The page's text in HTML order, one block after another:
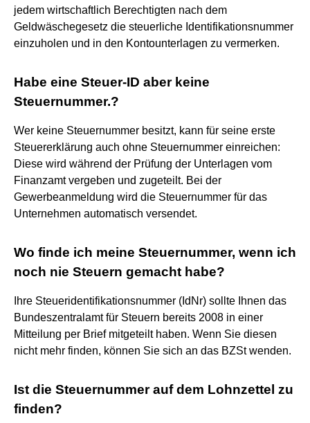
jedem wirtschaftlich Berechtigten nach dem
Geldwäschegesetz die steuerliche Identifikationsnummer
einzuholen und in den Kontounterlagen zu vermerken.
Habe eine Steuer-ID aber keine
Steuernummer.?
Wer keine Steuernummer besitzt, kann für seine erste
Steuererklärung auch ohne Steuernummer einreichen:
Diese wird während der Prüfung der Unterlagen vom
Finanzamt vergeben und zugeteilt. Bei der
Gewerbeanmeldung wird die Steuernummer für das
Unternehmen automatisch versendet.
Wo finde ich meine Steuernummer, wenn ich
noch nie Steuern gemacht habe?
Ihre Steueridentifikationsnummer (IdNr) sollte Ihnen das
Bundeszentralamt für Steuern bereits 2008 in einer
Mitteilung per Brief mitgeteilt haben. Wenn Sie diesen
nicht mehr finden, können Sie sich an das BZSt wenden.
Ist die Steuernummer auf dem Lohnzettel zu
finden?